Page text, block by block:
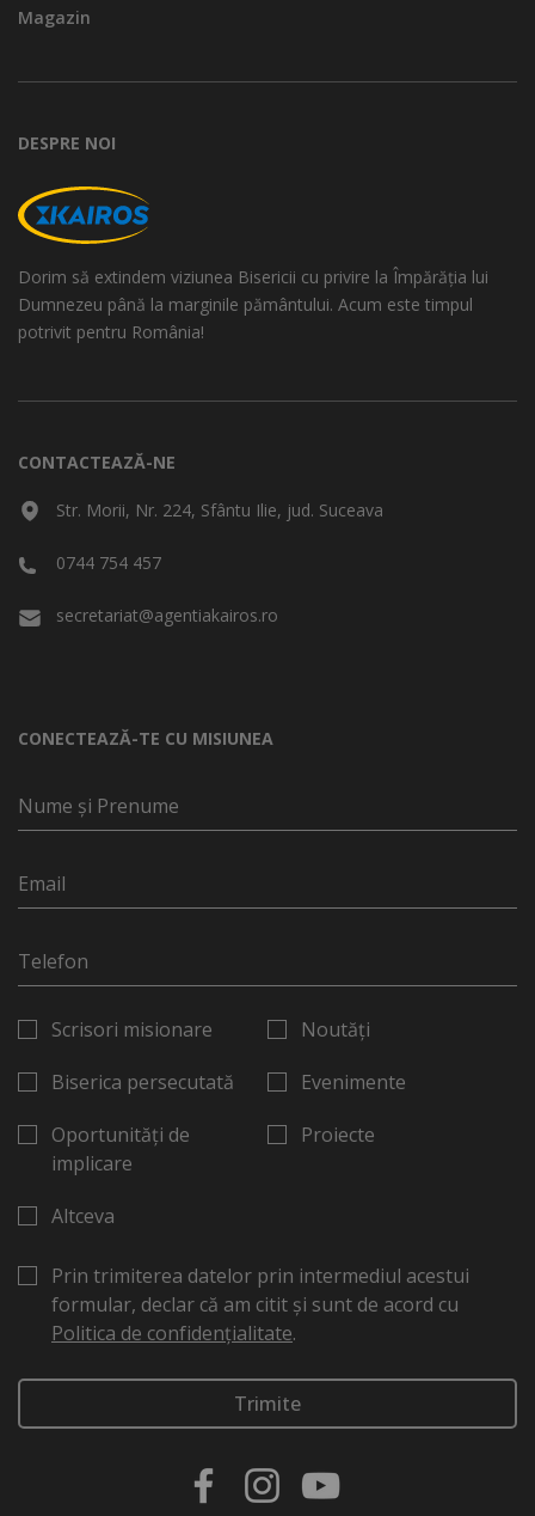
Magazin
DESPRE NOI
Dorim să extindem viziunea Bisericii cu privire la Împărăția lui
Dumnezeu până la marginile pământului. Acum este timpul
potrivit pentru România!
CONTACTEAZĂ-NE
Str. Morii, Nr. 224, Sfântu Ilie, jud. Suceava
0744 754 457
secretariat@agentiakairos.ro
CONECTEAZĂ-TE CU MISIUNEA
Scrisori misionare
Biserica persecutată
Oportunități de
implicare
Noutăți
Evenimente
Proiecte
Altceva
Prin trimiterea datelor prin intermediul acestui
formular, declar că am citit și sunt de acord cu
Politica de confidențialitate.